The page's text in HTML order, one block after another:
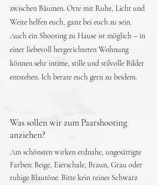
zwischen Bäumen. Orte mit Ruhe, Licht und
Weite helfen euch, ganz bei euch zu sein.
Auch ein Shooting zu Hause ist möglich – in
einer liebevoll hergerichteten Wohnung
können sehr intime, stille und stilvolle Bilder
entstehen. Ich berate euch gern zu beidem.
Was sollen wir zum Paarshooting
anziehen?
Am schönsten wirken erdnahe, ungesättigte
Farben: Beige, Eierschale, Braun, Grau oder
ruhige Blautöne. Bitte kein reines Schwarz